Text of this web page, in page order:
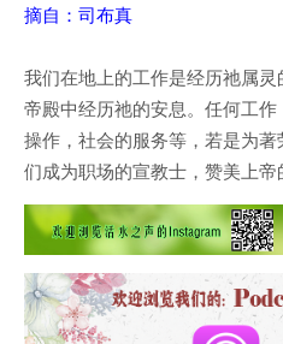
摘自：司布真
我们在地上的工作是经历祂属
帝殿中经历祂的安息。任何工
操作，社会的服务等，若是为
们成为职场的宣教士，赞美上帝